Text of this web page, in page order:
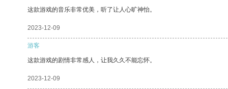
这款游戏的音乐非常优美，听了让人心旷神怡。
2023-12-09
游客
这款游戏的剧情非常感人，让我久久不能忘怀。
2023-12-09